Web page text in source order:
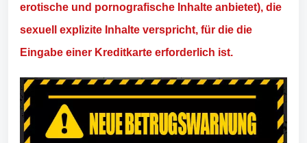
erotische und pornografische Inhalte anbietet), die
sexuell explizite Inhalte verspricht, für die die
Eingabe einer Kreditkarte erforderlich ist.